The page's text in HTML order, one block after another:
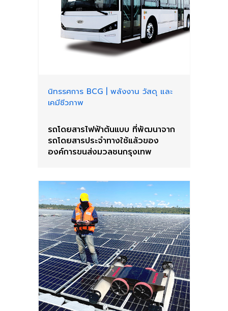
นิทรรศการ BCG
พลังงาน วัสดุ และ
เคมีชีวภาพ
รถโดยสารไฟฟ้าต้นแบบ ที่พัฒนาจาก
รถโดยสารประจำทางใช้แล้วของ
องค์การขนส่งมวลชนกรุงเทพ